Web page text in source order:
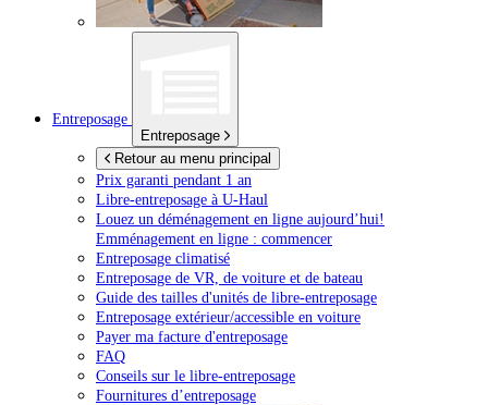
Entreposage
Entreposage
Retour au menu principal
Prix garanti pendant 1 an
Libre-entreposage à U-Haul
Louez un déménagement en ligne aujourd’hui!
Emménagement en ligne : commencer
Entreposage climatisé
Entreposage de VR, de voiture et de bateau
Guide des tailles d'unités de libre-entreposage
Entreposage extérieur/accessible en voiture
Payer ma facture d'entreposage
FAQ
Conseils sur le libre-entreposage
Fournitures d’entreposage